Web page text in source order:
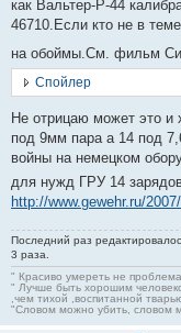
как Вальтер-Р-44
46710.Если кто не в
на обоймы.См. фильм
Спойлер
Не отрицаю может это и
под 9мм пара а 14 под
войны на немецком
для нужд ГРУ 14
http://www.gewehr.ru/
Последний раз
3 раза.
" Красиво умереть не
" Лучше быть хорошим
,чем тихой ,воспитанной
"Словом можно убить, словом